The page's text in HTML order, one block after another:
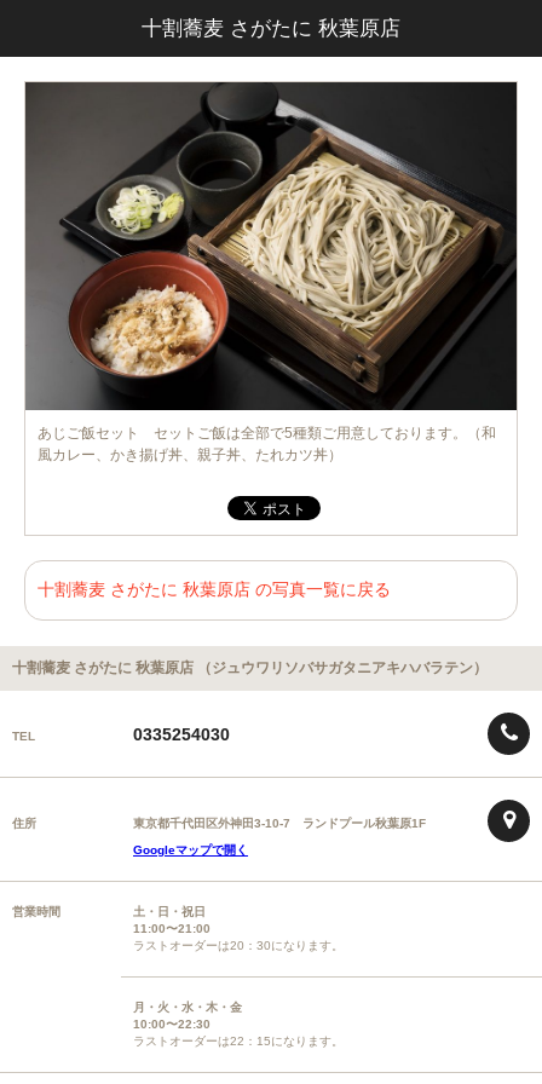
十割蕎麦 さがたに 秋葉原店
あじご飯セット セットご飯は全部で5種類ご用意しております。（和
風カレー、かき揚げ丼、親子丼、たれカツ丼）
十割蕎麦 さがたに 秋葉原店 の写真一覧に戻る
十割蕎麦 さがたに 秋葉原店 （ジュウワリソバサガタニアキハバラテン）
TEL 0335254030
住所
東京都千代田区外神田3-10-7 ランドプール秋葉原1F
Googleマップで開く
営業時間
土・日・祝日
11:00〜21:00
ラストオーダーは20：30になります。
月・火・水・木・金
10:00〜22:30
ラストオーダーは22：15になります。